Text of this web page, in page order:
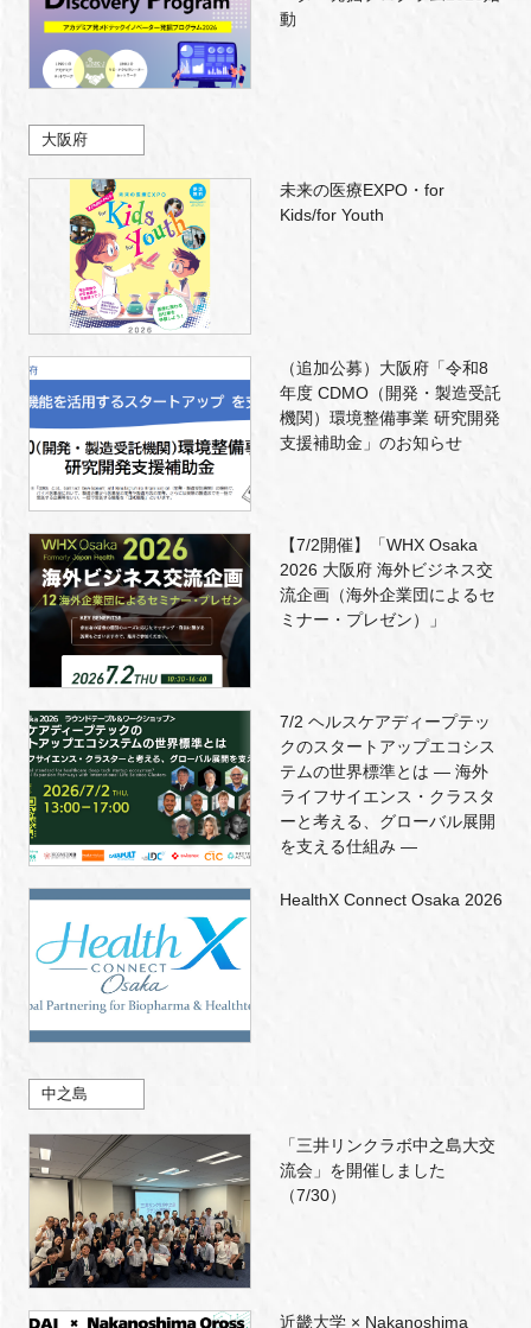
動
大阪府
未来の医療EXPO・for
Kids/for Youth
（追加公募）大阪府「令和8
年度 CDMO（開発・製造受託
機関）環境整備事業 研究開発
支援補助金」のお知らせ
【7/2開催】「WHX Osaka
2026 大阪府 海外ビジネス交
流企画（海外企業団によるセ
ミナー・プレゼン）」
7/2 ヘルスケアディープテッ
クのスタートアップエコシス
テムの世界標準とは ― 海外
ライフサイエンス・クラスタ
ーと考える、グローバル展開
を支える仕組み ―
HealthX Connect Osaka 2026
中之島
「三井リンクラボ中之島大交
流会」を開催しました
（7/30）
近畿大学 × Nakanoshima